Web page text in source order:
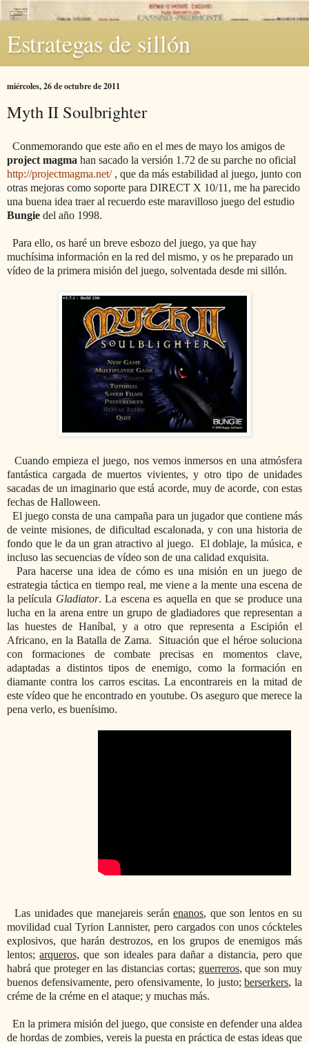
Estrategas de sillón
miércoles, 26 de octubre de 2011
Myth II Soulbrighter
Conmemorando que este año en el mes de mayo los amigos de
project magma han sacado la versión 1.72 de su parche no oficial
http://projectmagma.net/, que da más estabilidad al juego, junto con
otras mejoras como soporte para DIRECT X 10/11, me ha parecido
una buena idea traer al recuerdo este maravilloso juego del estudio
Bungie del año 1998.
Para ello, os haré un breve esbozo del juego, ya que hay
muchísima información en la red del mismo, y os he preparado un
vídeo de la primera misión del juego, solventada desde mi sillón.
Cuando empieza el juego, nos vemos inmersos en una atmósfera
fantástica cargada de muertos vivientes, y otro tipo de unidades
sacadas de un imaginario que está acorde, muy de acorde, con estas
fechas de Halloween.
El juego consta de una campaña para un jugador que contiene más
de veinte misiones, de dificultad escalonada, y con una historia de
fondo que le da un gran atractivo al juego. El doblaje, la música, e
incluso las secuencias de vídeo son de una calidad exquisita.
Para hacerse una idea de cómo es una misión en un juego de
estrategia táctica en tiempo real, me viene a la mente una escena de
la película Gladiator. La escena es aquella en que se produce una
lucha en la arena entre un grupo de gladiadores que representan a
las huestes de Haníbal, y a otro que representa a Escipión el
Africano, en la Batalla de Zama. Situación que el héroe soluciona
con formaciones de combate precisas en momentos clave,
adaptadas a distintos tipos de enemigo, como la formación en
diamante contra los carros escitas. La encontrareis en la mitad de
este vídeo que he encontrado en youtube. Os aseguro que merece la
pena verlo, es buenísimo.
Las unidades que manejareis seránenanos, que son lentos en su
movilidad cual Tyrion Lannister, pero cargados con unos cóckteles
explosivos, que harán destrozos, en los grupos de enemigos más
lentos;arqueros, que son ideales para dañar a distancia, pero que
habrá que proteger en las distancias cortas; guerreros, que son muy
buenos defensivamente, pero ofensivamente, lo justo;berserkers, la
créme de la créme en el ataque; y muchas más.
En la primera misión del juego, que consiste en defender una aldea
de hordas de zombies, vereis la puesta en práctica de estas ideas que